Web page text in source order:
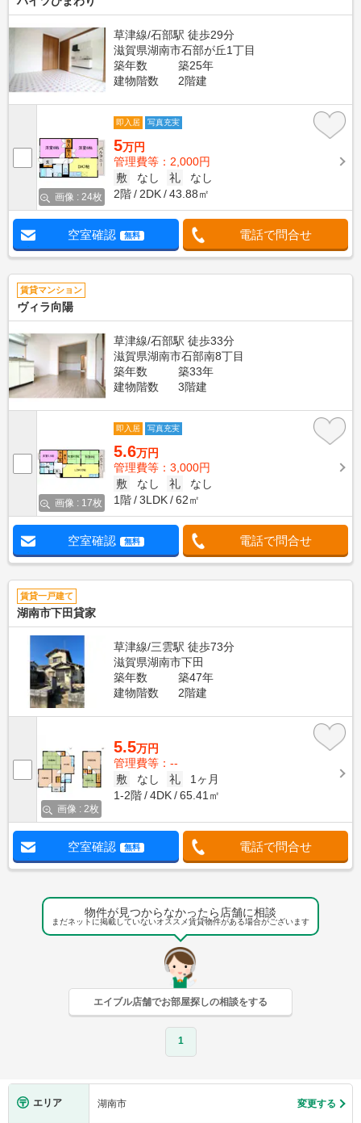
草津線/石部駅 徒歩29分
滋賀県湖南市石部が丘1丁目
築年数
築25年
建物階数
2階建
画像 : 24枚
即入居 写真充実
5万円
管理費等：2,000円
敷
なし 礼
なし
2階
2DK 43.88㎡
空室確認 無料 電話で問合せ
賃貸マンション
ヴィラ向陽
草津線/石部駅 徒歩33分
滋賀県湖南市石部南8丁目
築年数
築33年
建物階数
3階建
画像 : 17枚
即入居 写真充実
5.6万円
管理費等：3,000円
敷
なし 礼
なし
1階
3LDK 62㎡
空室確認 無料 電話で問合せ
賃貸一戸建て
湖南市下田貸家
草津線/三雲駅 徒歩73分
滋賀県湖南市下田
築年数
築47年
建物階数
2階建
画像 : 2枚
5.5万円
管理費等：--
敷
なし 礼
1ヶ月
1-2階
4DK 65.41㎡
空室確認 無料 電話で問合せ
物件が見つからなかったら店舗に相談
まだネットに掲載していないオススメ賃貸物件がある場合がございます
エイブル店舗でお部屋探しの相談をする
1
エリア 湖南市 変更する